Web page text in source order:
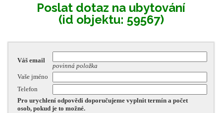
Poslat dotaz na ubytování
(id objektu: 59567)